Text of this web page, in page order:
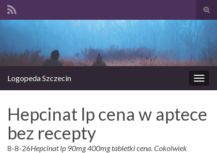
Logopeda Szczecin
Hepcinat lp cena w aptece
bez recepty
8-8-26Hepcinat lp 90mg 400mg tabletki cena. Cokolwiek